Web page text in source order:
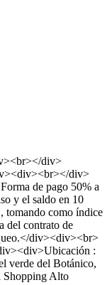
div>
div>
de pago 50% a
y el saldo en 10
tomando como índice
del contrato de
div><div><br>
:
verde del Botánico,
Shopping Alto